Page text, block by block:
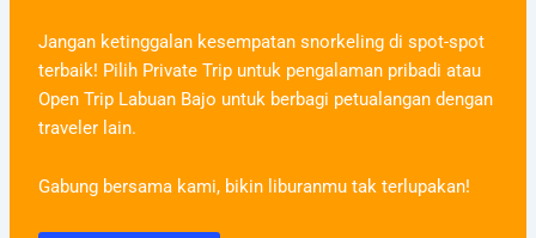
Jangan ketinggalan kesempatan snorkeling di spot-spot
terbaik! Pilih Private Trip untuk pengalaman pribadi atau
Open Trip Labuan Bajo untuk berbagi petualangan dengan
traveler lain.
Gabung bersama kami, bikin liburanmu tak terlupakan!